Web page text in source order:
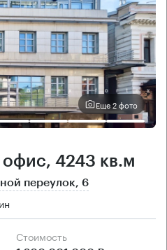
Еще 2 фото
4243 кв.м
переулок, 6
Cтоимость